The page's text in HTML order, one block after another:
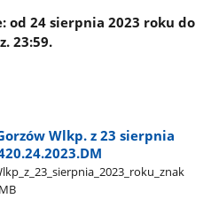
24 sierpnia 2023 roku do
23:59.
Wlkp. z 23 sierpnia